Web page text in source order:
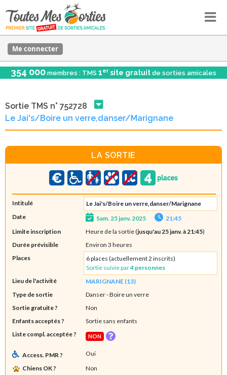
Me connecter
354 000 membres : TMS 1er site gratuit de sorties amicales
Sortie TMS n° 752728
Le Jai's/Boire un verre,danser/Marignane
LA SORTIE
Intitulé
Le Jai's/Boire un verre,danser/Marignane
Date
Sam. 25 janv. 2025
21:45
Limite inscription
Heure de la sortie (jusqu'au 25 janv. à 21:45)
Durée prévisible
Environ 3 heures
Places
6 places (actuellement 2 inscrits)
Sortie suivie par4 personnes
Lieu de l'activité
MARIGNANE (13)
Type de sortie
Danser- Boire un verre
Sortie gratuite ?
Non
Enfants acceptés ?
Sortie sans enfants
Liste compl. acceptée ?
NON
Access. PMR ?
Oui
Chiens OK ?
Non